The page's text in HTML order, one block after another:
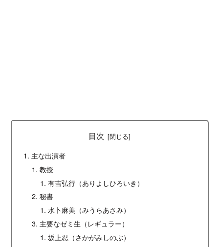
目次
主な出演者
教授
有吉弘行（ありよしひろいき）
秘書
水卜麻美（みうらあさみ）
主要なゼミ生（レギュラー）
坂上忍（さかがみしのぶ）